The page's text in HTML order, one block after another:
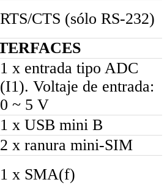
RTS/CTS (sólo RS-232)
1 x entrada tipo ADC
(I1). Voltaje de entrada:
0 ~ 5 V
1 x USB mini B
2 x ranura mini-SIM
1 x SMA(f)